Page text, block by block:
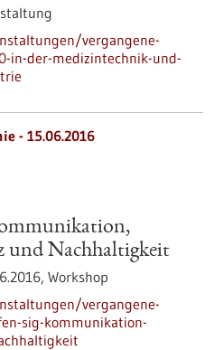
vergangene-
in-der-medizintechnik-und-
- 15.06.2016
und Nachhaltigkeit
Workshop
vergangene-
sig-kommunikation-